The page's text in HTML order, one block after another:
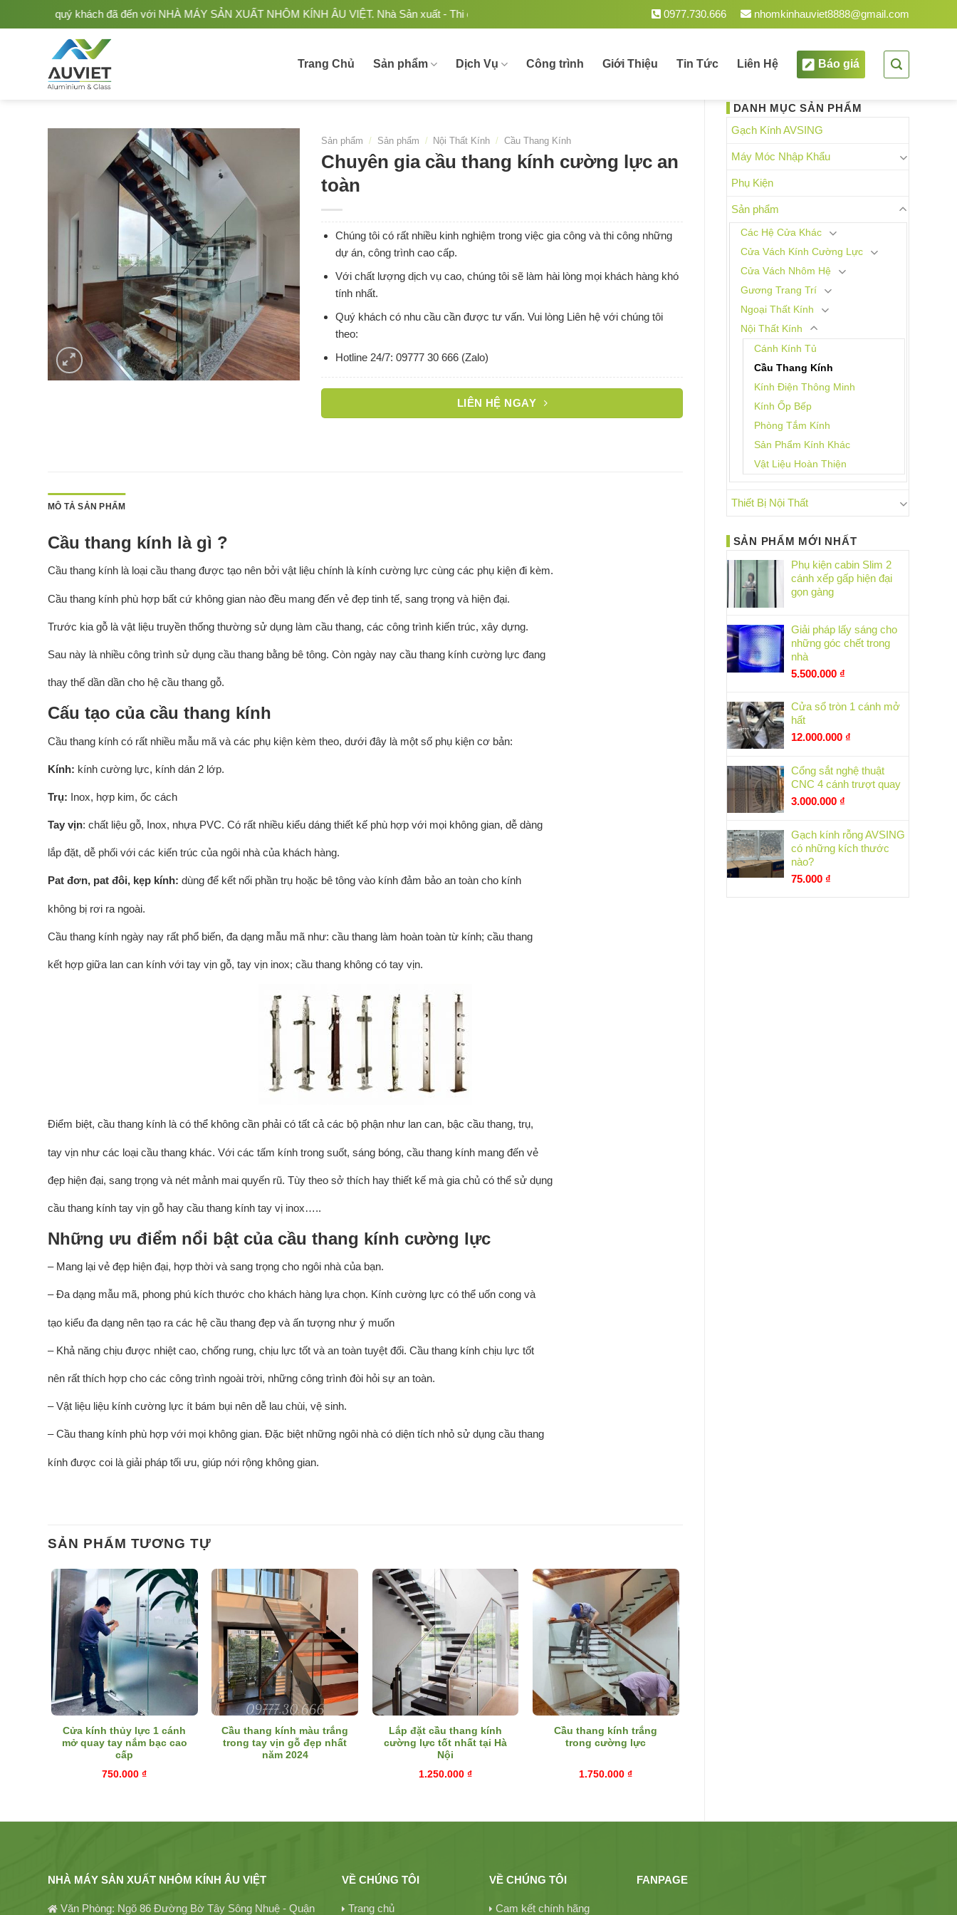
quý khách đã đến với NHÀ MÁY SẢN XUẤT NHÔM KÍNH ÂU VIỆT. Nhà Sản xuất - Thi công Nhôm kính uy tín, chất lượng tại Việt Nam. 0977.730.666 nhomkinhauviet8888@gmail.com
Trang Chủ Sản phẩm Dịch Vụ Công trình Giới Thiệu Tin Tức Liên Hệ Báo giá
DANH MỤC SẢN PHẨM
Gạch Kính AVSING
Máy Móc Nhập Khẩu
Phụ Kiện
Sản phẩm
Các Hệ Cửa Khác
Cửa Vách Kính Cường Lực
Cửa Vách Nhôm Hệ
Gương Trang Trí
Ngoại Thất Kính
Nội Thất Kính
Cánh Kính Tủ
Cầu Thang Kính
Kính Điện Thông Minh
Kính Ốp Bếp
Phòng Tắm Kính
Sản Phẩm Kính Khác
Vật Liệu Hoàn Thiện
Thiết Bị Nội Thất
SẢN PHẨM MỚI NHẤT
Phụ kiện cabin Slim 2
cánh xếp gấp hiện đại
gọn gàng
Giải pháp lấy sáng cho
những góc chết trong
nhà
5.500.000 ₫
Cửa sổ tròn 1 cánh mở
hất
12.000.000 ₫
Cổng sắt nghệ thuật
CNC 4 cánh trượt quay
3.000.000 ₫
Gạch kính rỗng AVSING
có những kích thước
nào?
75.000 ₫
Sản phẩm / Sản phẩm / Nội Thất Kính / Cầu Thang Kính
Chuyên gia cầu thang kính cường lực an
toàn
Chúng tôi có rất nhiều kinh nghiệm trong việc gia công và thi công những
dự án, công trình cao cấp.
Với chất lượng dịch vụ cao, chúng tôi sẽ làm hài lòng mọi khách hàng khó
tính nhất.
Quý khách có nhu cầu cần được tư vấn. Vui lòng Liên hệ với chúng tôi
theo:
Hotline 24/7: 09777 30 666 (Zalo)
LIÊN HỆ NGAY
MÔ TẢ SẢN PHẨM
Cầu thang kính là gì ?
Cầu thang kính là loại cầu thang được tạo nên bởi vật liệu chính là kính cường lực cùng các phụ kiện đi kèm.
Cầu thang kính phù hợp bất cứ không gian nào đều mang đến vẻ đẹp tinh tế, sang trọng và hiện đại.
Trước kia gỗ là vật liệu truyền thống thường sử dụng làm cầu thang, các công trình kiến trúc, xây dựng.
Sau này là nhiều công trình sử dụng cầu thang bằng bê tông. Còn ngày nay cầu thang kính cường lực đang
thay thế dần dần cho hệ cầu thang gỗ.
Cấu tạo của cầu thang kính
Cầu thang kính có rất nhiều mẫu mã và các phụ kiện kèm theo, dưới đây là một số phụ kiện cơ bản:
Kính: kính cường lực, kính dán 2 lớp.
Trụ: Inox, hợp kim, ốc cách
Tay vịn: chất liệu gỗ, Inox, nhựa PVC. Có rất nhiều kiểu dáng thiết kế phù hợp với mọi không gian, dễ dàng
lắp đặt, dễ phối với các kiến trúc của ngôi nhà của khách hàng.
Pat đơn, pat đôi, kẹp kính: dùng để kết nối phần trụ hoặc bê tông vào kính đảm bảo an toàn cho kính
không bị rơi ra ngoài.
Cầu thang kính ngày nay rất phổ biến, đa dạng mẫu mã như: cầu thang làm hoàn toàn từ kính; cầu thang
kết hợp giữa lan can kính với tay vịn gỗ, tay vịn inox; cầu thang không có tay vịn.
Điểm biệt, cầu thang kính là có thể không cần phải có tất cả các bộ phận như lan can, bậc cầu thang, trụ,
tay vịn như các loại cầu thang khác. Với các tấm kính trong suốt, sáng bóng, cầu thang kính mang đến vẻ
đẹp hiện đại, sang trọng và nét mảnh mai quyến rũ. Tùy theo sở thích hay thiết kế mà gia chủ có thể sử dụng
cầu thang kính tay vịn gỗ hay cầu thang kính tay vị inox…..
Những ưu điểm nổi bật của cầu thang kính cường lực
– Mang lại vẻ đẹp hiện đại, hợp thời và sang trọng cho ngôi nhà của bạn.
– Đa dạng mẫu mã, phong phú kích thước cho khách hàng lựa chọn. Kính cường lực có thể uốn cong và
tạo kiểu đa dạng nên tạo ra các hệ cầu thang đẹp và ấn tượng như ý muốn
– Khả năng chịu được nhiệt cao, chống rung, chịu lực tốt và an toàn tuyệt đối. Cầu thang kính chịu lực tốt
nên rất thích hợp cho các công trình ngoài trời, những công trình đòi hỏi sự an toàn.
– Vật liệu liệu kính cường lực ít bám bụi nên dễ lau chùi, vệ sinh.
– Cầu thang kính phù hợp với mọi không gian. Đặc biệt những ngôi nhà có diện tích nhỏ sử dụng cầu thang
kính được coi là giải pháp tối ưu, giúp nới rộng không gian.
SẢN PHẨM TƯƠNG TỰ
Cửa kính thủy lực 1 cánh
mở quay tay nắm bạc cao
cấp
750.000₫
Cầu thang kính màu trắng
trong tay vịn gỗ đẹp nhất
năm 2024
Lắp đặt cầu thang kính
cường lực tốt nhất tại Hà
Nội
1.250.000 ₫
Cầu thang kính trắng
trong cường lực
1.750.000₫
NHÀ MÁY SẢN XUẤT NHÔM KÍNH ÂU VIỆT
Văn Phòng: Ngõ 86 Đường Bờ Tây Sông Nhuệ - Quận
VỀ CHÚNG TÔI
Trang chủ
VỀ CHÚNG TÔI
Cam kết chính hãng
FANPAGE